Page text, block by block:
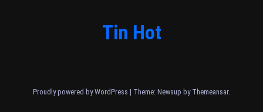
Tin Hot
Proudly powered by WordPress | Theme: Newsup by Themeansar.